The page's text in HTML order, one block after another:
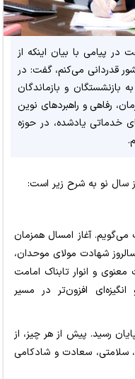
پیامی با بیان اینکه از
قدردانی می‌کنم، گفت: در
و بازماندگان
رفاهی و راهبردهای نوین
خدماتی یادشده، در حوزه
سال نو به شرح زیر است:
می‌گویم. آغاز امسال همزمان
شهادت مولای موحدان،
و انوار تابناک امامت
افزون‌تر در مسیر
پایان رسید. پیش از هر چیز، از
سلامتی، سعادت و شادکامی